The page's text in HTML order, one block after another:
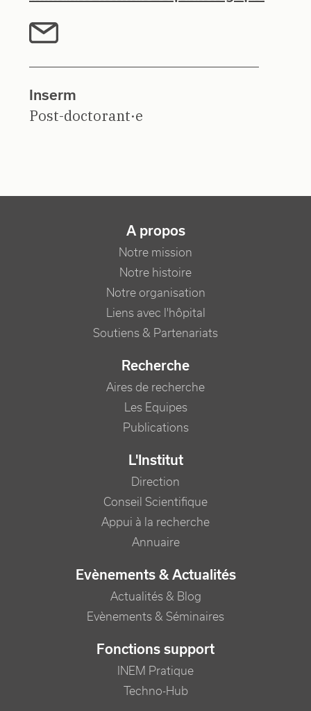
Inserm
Post-doctorant·e
NAVIGATION PRINCIPALE
A propos
Notre mission
Notre histoire
Notre organisation
Liens avec l'hôpital
Soutiens & Partenariats
Recherche
Aires de recherche
Les Equipes
Publications
L'Institut
Direction
Conseil Scientifique
Appui à la recherche
Annuaire
Evènements & Actualités
Actualités & Blog
Evènements & Séminaires
Fonctions support
INEM Pratique
Techno-Hub